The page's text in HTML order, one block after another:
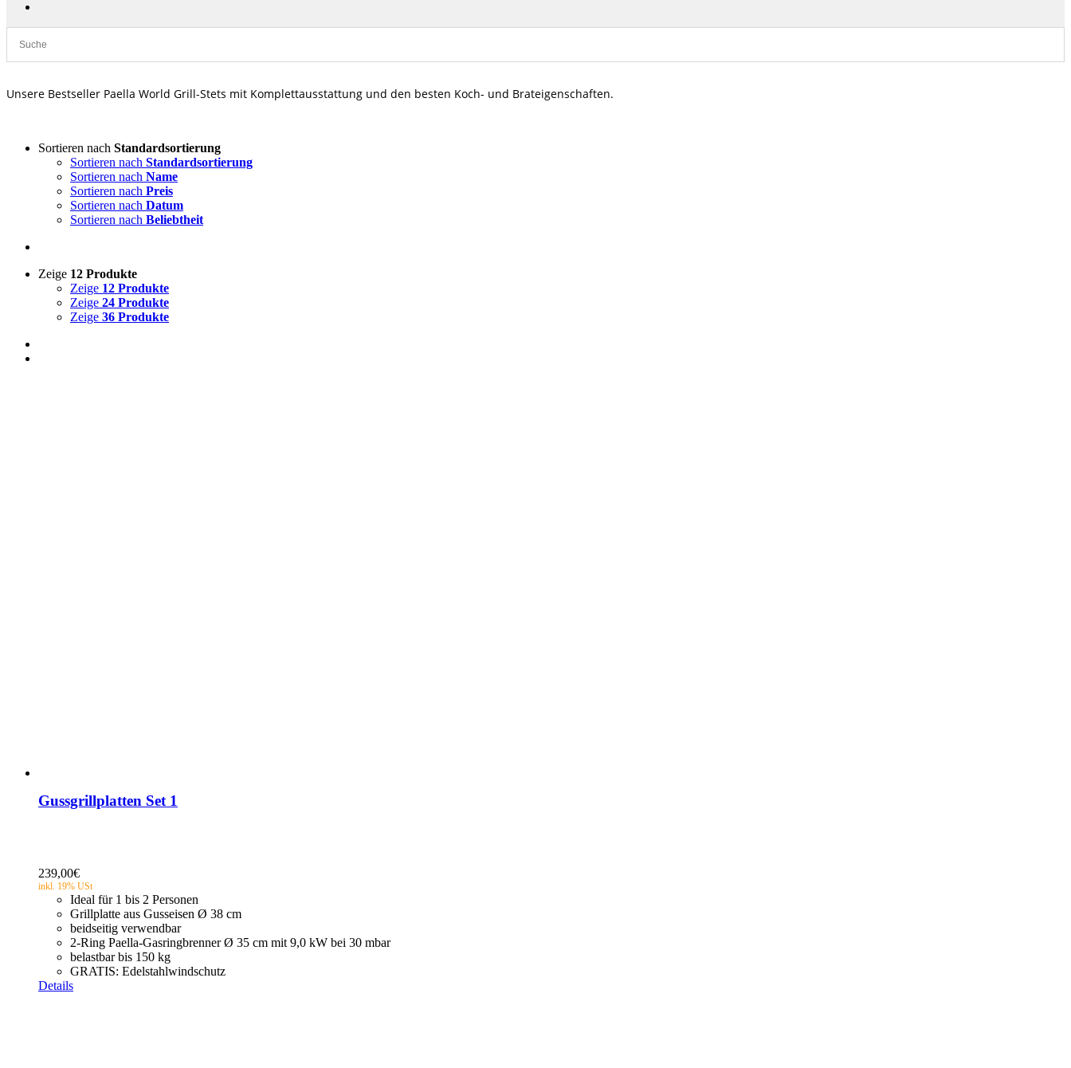
Unsere Bestseller Paella World Grill-Stets mit Komplettausstattung und den besten Koch- und Brateigenschaften.
Sortieren nach Standardsortierung
Sortieren nach Standardsortierung
Sortieren nach Name
Sortieren nach Preis
Sortieren nach Datum
Sortieren nach Beliebtheit
Zeige 12 Produkte
Zeige 12 Produkte
Zeige 24 Produkte
Zeige 36 Produkte
Gussgrillplatten Set 1
239,00€
Ideal für 1 bis 2 Personen
Grillplatte aus Gusseisen Ø 38 cm
beidseitig verwendbar
2-Ring Paella-Gasringbrenner Ø 35 cm mit 9,0 kW bei 30 mbar
belastbar bis 150 kg
GRATIS: Edelstahlwindschutz
Details